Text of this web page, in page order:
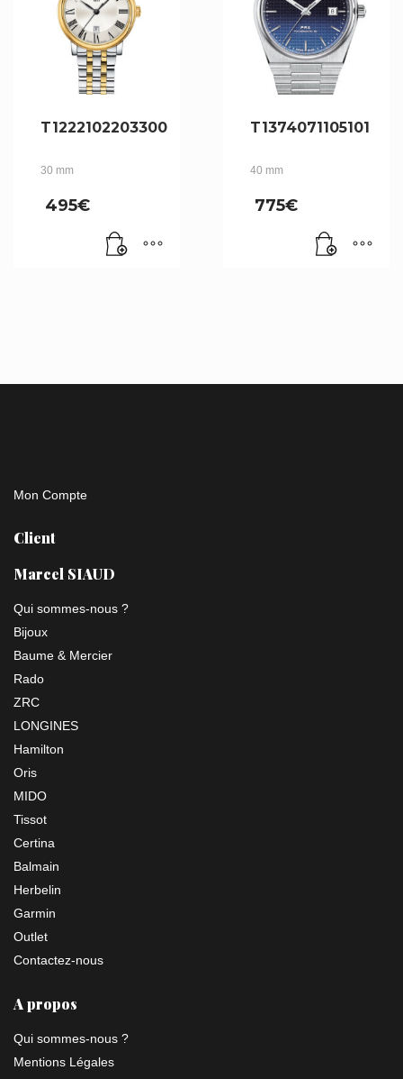
T1222102203300
30 mm
495€
T1374071105101
40 mm
775€
Mon Compte
Client
Marcel SIAUD
Qui sommes-nous ?
Bijoux
Baume & Mercier
Rado
ZRC
LONGINES
Hamilton
Oris
MIDO
Tissot
Certina
Balmain
Herbelin
Garmin
Outlet
Contactez-nous
A propos
Qui sommes-nous ?
Mentions Légales